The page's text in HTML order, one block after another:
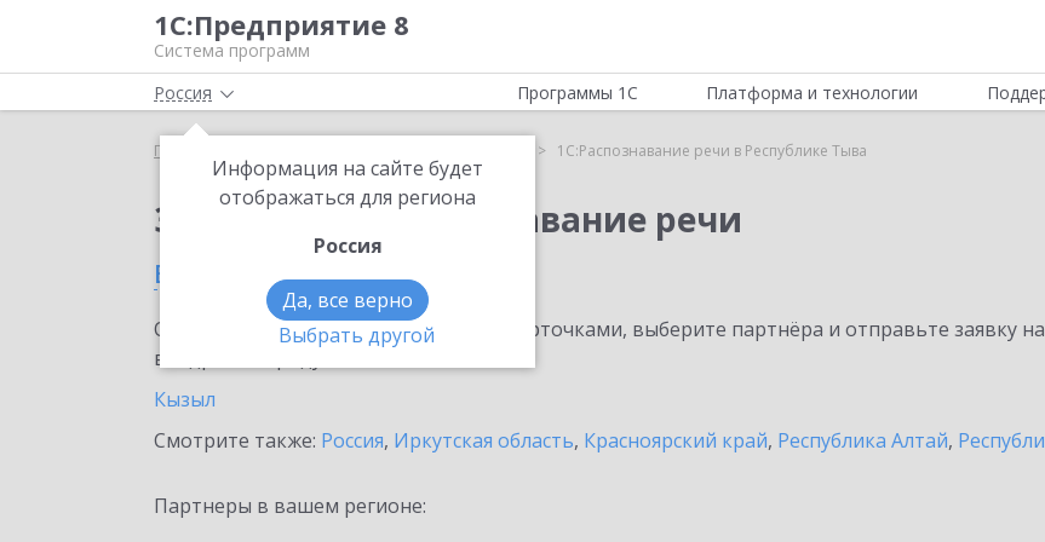
1С:Предприятие 8
Система программ
Россия
Информация на сайте будет
отображаться для региона
Россия
Да, все верно
Выбрать другой
Программы 1С Платформа и технологии
Главная 1С:Распознавание речи в Республике Тыва
Заказать 1С:Распознавание речи
в Республике Тыва
Ознакомьтесь с информационными карточками, выберите партнёра и отправьте заявку
внедрение продукта.
Кызыл
Смотрите также: Россия, Иркутская область, Красноярский край, Республика Алтай,
Партнеры в вашем регионе: